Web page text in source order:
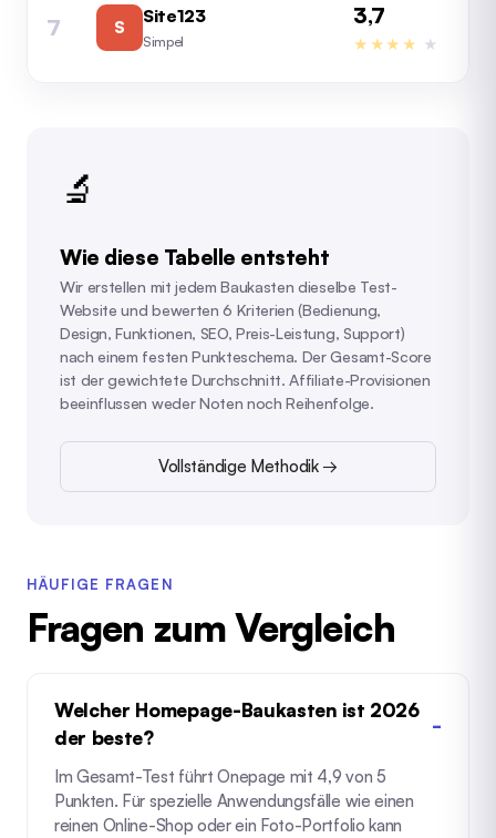
7 S
Site123
Simpel
3,7
★★★★ ★
🔬
Wie diese Tabelle entsteht
Wir erstellen mit jedem Baukasten dieselbe Test-
Website und bewerten 6 Kriterien (Bedienung,
Design, Funktionen, SEO, Preis-Leistung, Support)
nach einem festen Punkteschema. Der Gesamt-Score
ist der gewichtete Durchschnitt. Affiliate-Provisionen
beeinflussen weder Noten noch Reihenfolge.
Vollständige Methodik →
HÄUFIGE FRAGEN
Fragen zum Vergleich
Welcher Homepage-Baukasten ist 2026
der beste?
Im Gesamt-Test führt Onepage mit 4,9 von 5
Punkten. Für spezielle Anwendungsfälle wie einen
reinen Online-Shop oder ein Foto-Portfolio kann